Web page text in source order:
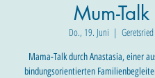
Mum-Talk
Do., 19. Juni
  |
Geretsried
Mama-Talk durch Anastasia, einer
bindungsorientierten